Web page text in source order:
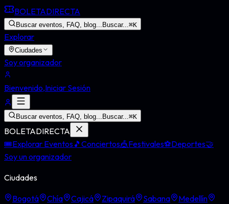
BOLETADIRECTA
Buscar eventos, FAQ, blog... Buscar...⌘K
Explorar
Ciudades
Soy organizador
Bienvenido,Iniciar Sesión
Buscar eventos, FAQ, blog... Buscar...⌘K
BOLETADIRECTA
🎟️Explorar Eventos🎵 Conciertos🎪Festivales⚽Deportes🤝
Soy un organizador
Ciudades
Bogotá Chía Cajicá Zipaquirá Sabana
Medellín